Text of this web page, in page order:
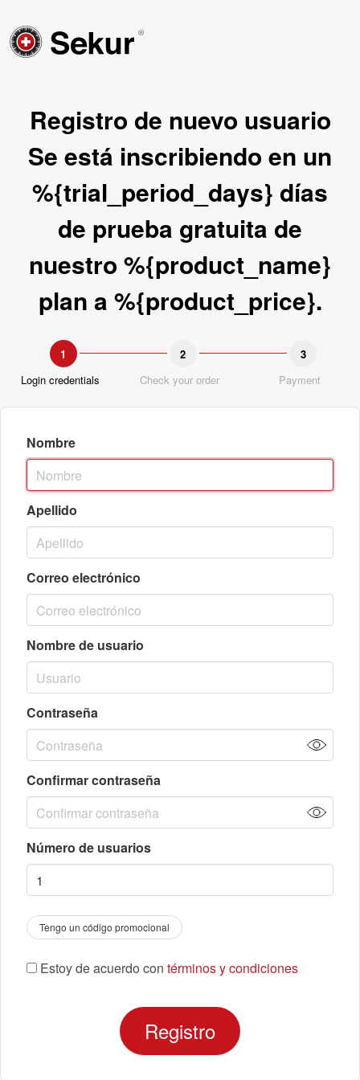
Registro de nuevo usuario
Se está inscribiendo en un
%{trial_period_days} días
de prueba gratuita de
nuestro %{product_name}
plan a %{product_price}.
1
Login credentials
2
Check your order
3
Payment
Nombre
Apellido
Correo electrónico
Nombre de usuario
Contraseña
Confirmar contraseña
Número de usuarios
Tengo un código promocional
Estoy de acuerdo con términos y condiciones